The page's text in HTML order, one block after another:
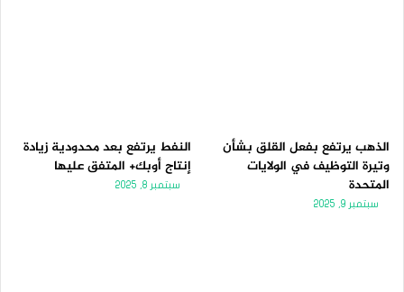
الذهب يرتفع بفعل القلق بشأن
وتيرة التوظيف في الولايات
المتحدة
سبتمبر 9, 2025
النفط يرتفع بعد محدودية زيادة
إنتاج أوبك+ المتفق عليها
سبتمبر 8, 2025